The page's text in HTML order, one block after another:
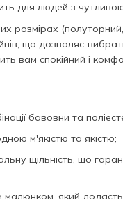
для людей з
розмірах
що дозволяє
вам спокійний і
бавовни та
м'якістю та якістю;
щільність, що
який додасть